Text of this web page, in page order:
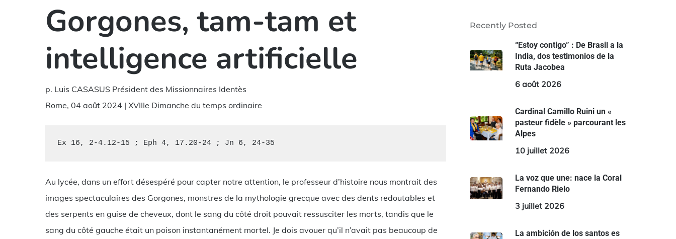
Gorgones, tam-tam et
intelligence artificielle
p. Luis CASASUS Président des Missionnaires Identès
Rome, 04 août 2024 | XVIIIe Dimanche du temps ordinaire
Ex 16, 2-4.12-15 ; Eph 4, 17.20-24 ; Jn 6, 24-35
Au lycée, dans un effort désespéré pour capter notre attention, le professeur d’histoire nous montrait des
images spectaculaires des Gorgones, monstres de la mythologie grecque avec des dents redoutables et
des serpents en guise de cheveux, dont le sang du côté droit pouvait ressusciter les morts, tandis que le
sang du côté gauche était un poison instantanément mortel. Je dois avouer qu’il n’avait pas beaucoup de
Recently Posted
“Estoy contigo” : De Brasil a la
India, dos testimonios de la
Ruta Jacobea
6 août 2026
Cardinal Camillo Ruini un «
pasteur fidèle » parcourant les
Alpes
10 juillet 2026
La voz que une: nace la Coral
Fernando Rielo
3 juillet 2026
La ambición de los santos es